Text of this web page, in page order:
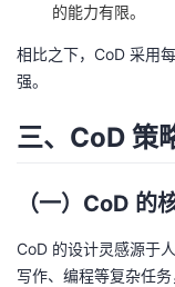
的能力有限。
相比之下，CoD 采用
强。
三、CoD 策
（一）CoD 的
CoD 的设计灵感源于
写作、编程等复杂任